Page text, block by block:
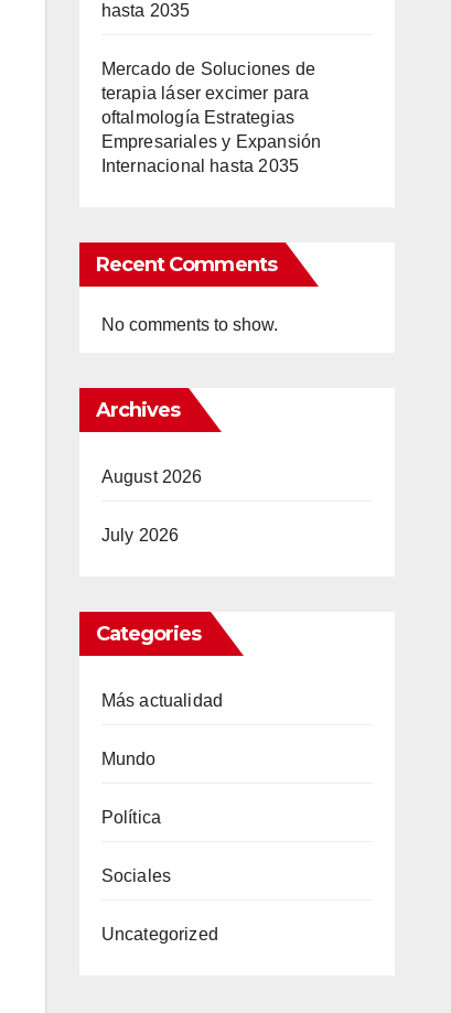
hasta 2035
Mercado de Soluciones de
terapia láser excimer para
oftalmología Estrategias
Empresariales y Expansión
Internacional hasta 2035
Recent Comments
No comments to show.
Archives
August 2026
July 2026
Categories
Más actualidad
Mundo
Política
Sociales
Uncategorized